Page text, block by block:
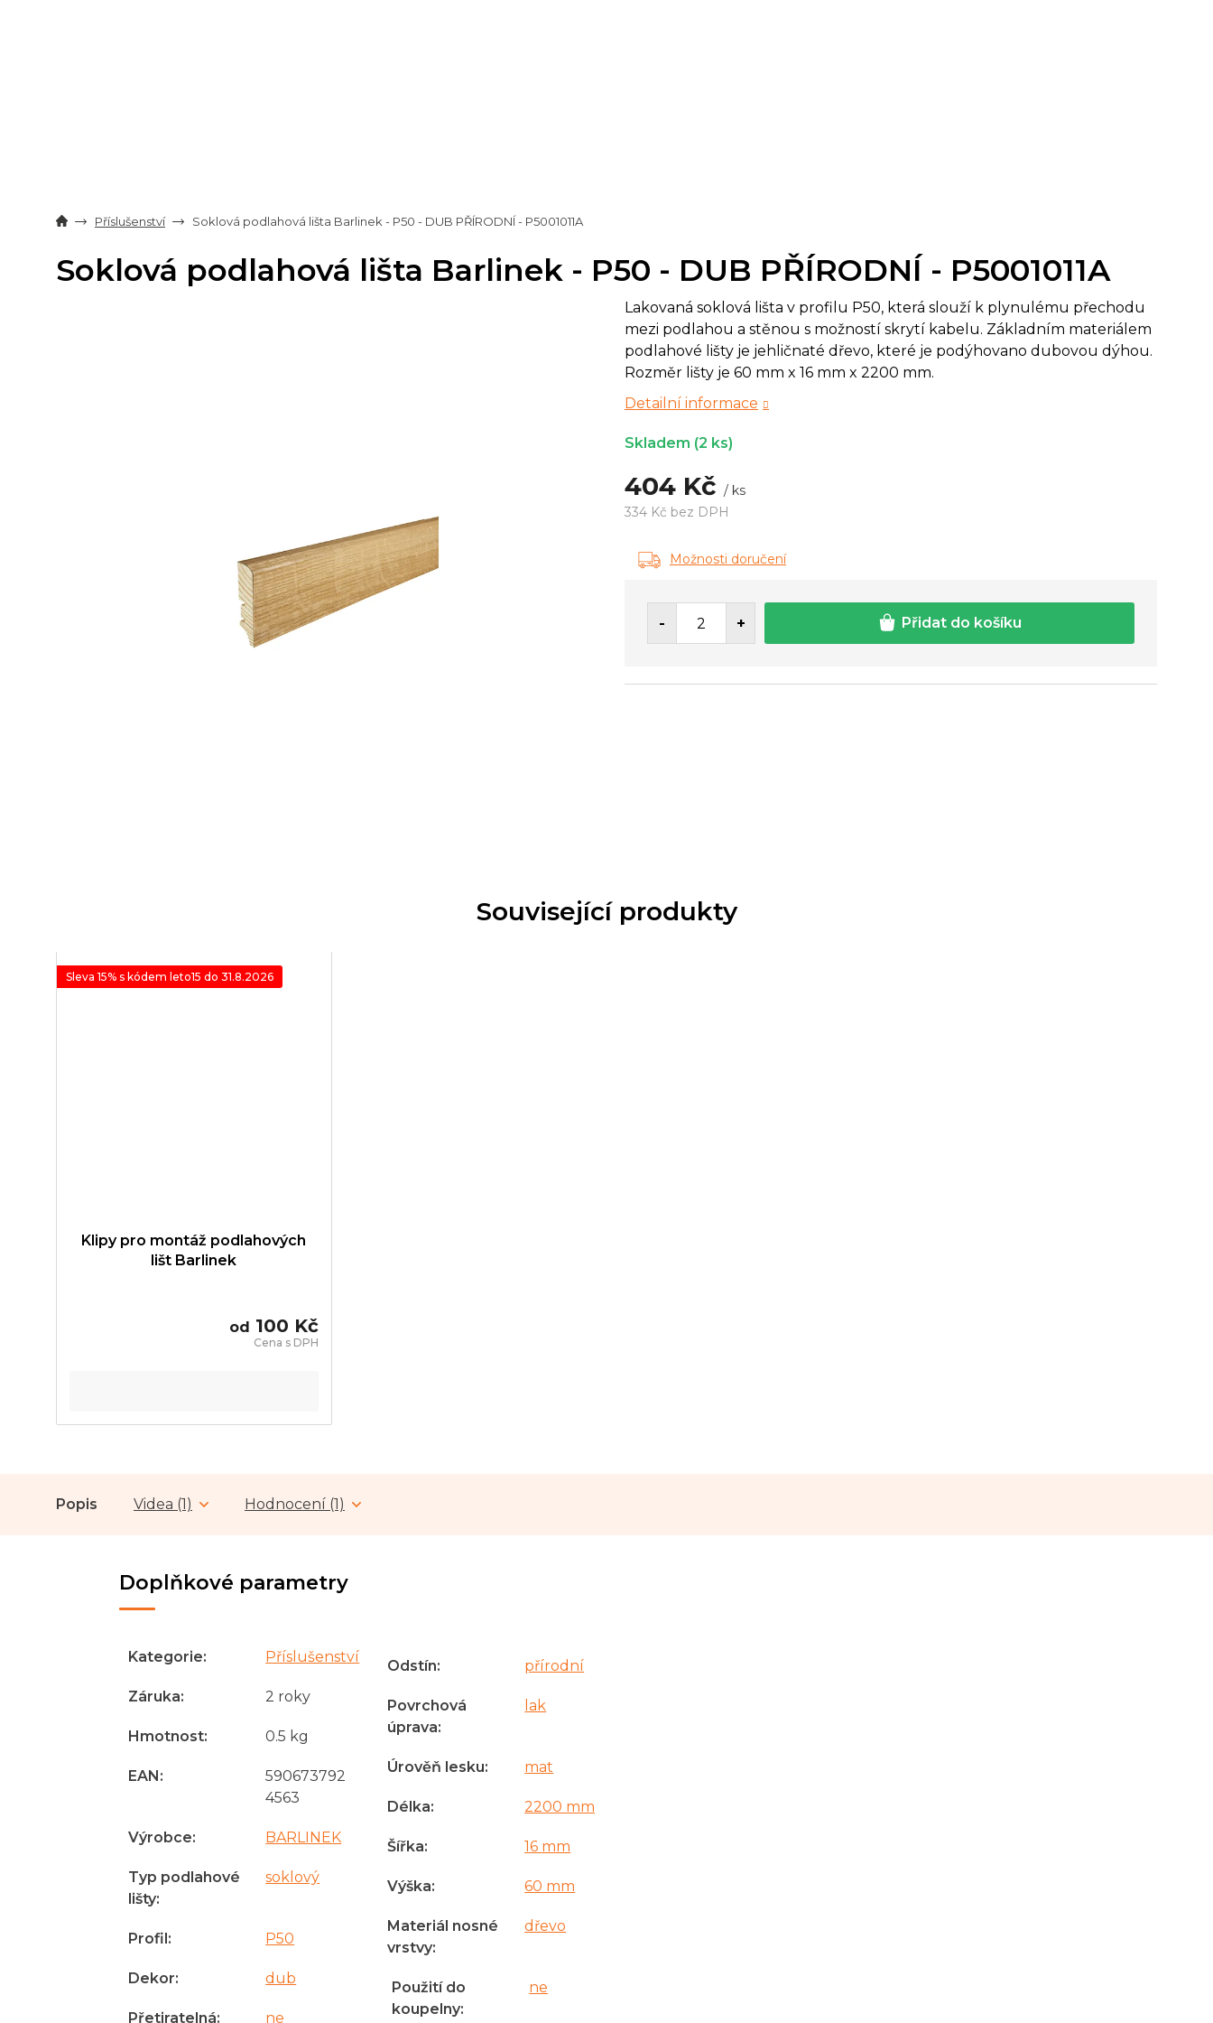
Příslušenství Soklová podlahová lišta Barlinek - P50 - DUB PŘÍRODNÍ - P5001011A
Soklová podlahová lišta Barlinek - P50 - DUB PŘÍRODNÍ - P5001011A
404 Kč / ks
334 Kč bez DPH
cena:
Skladem (2 ks)
Možnosti doručení
Přidat do košíku
Lakovaná soklová lišta v profilu P50, která slouží k plynulému přechodu
mezi podlahou a stěnou s možností skrytí kabelu. Základním materiálem
podlahové lišty je jehličnaté dřevo, které je podýhovano dubovou dýhou.
Rozměr lišty je 60 mm x 16 mm x 2200 mm.
Detailní informace
Související produkty
Sleva 15% s kódem leto15 do 31.8.2026
Klipy pro montáž podlahových
lišt Barlinek
od 100 Kč
Popis Videa (1) Hodnocení (1)
Doplňkové parametry
Kategorie: Příslušenství
Záruka: 2 roky
Hmotnost: 0.5 kg
EAN:
590673792
4563
Výrobce: BARLINEK
Typ podlahové
lišty:
soklový
Profil: P50
Dekor: dub
Přetiratelná: ne
Odstín: přírodní
Povrchová
úprava:
lak
Úrověň lesku: mat
Délka: 2200 mm
Šířka: 16 mm
Výška: 60 mm
Materiál nosné
vrstvy:
dřevo
Použití do
koupelny:
ne